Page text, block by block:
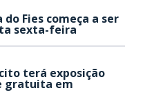
Fies começa a ser
sexta-feira
terá exposição
gratuita em